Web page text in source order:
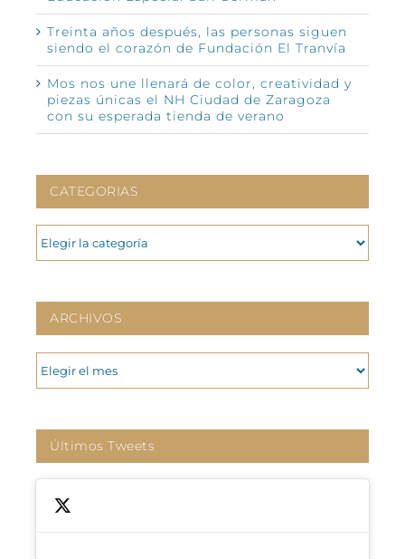
Treinta años después, las personas siguen
siendo el corazón de Fundación El Tranvía
Mos nos une llenará de color, creatividad y
piezas únicas el NH Ciudad de Zaragoza
con su esperada tienda de verano
CATEGORIAS
CATEGORIAS
ARCHIVOS
ARCHIVOS
Últimos Tweets